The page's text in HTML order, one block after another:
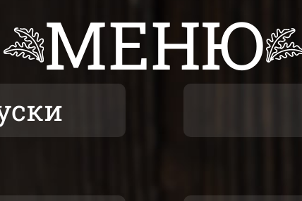
МЕНЮ